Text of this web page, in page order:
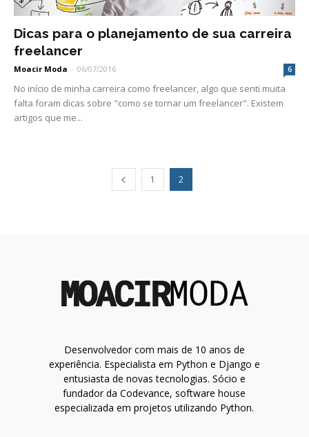
Dicas para o planejamento de sua carreira
freelancer
Moacir Moda - 06/07/2016 6
No início de minha carreira como freelancer, algo que senti muita
falta foram dicas sobre "como se tornar um freelancer". Existem
artigos que me...
1 2
Desenvolvedor com mais de 10 anos de
experiência. Especialista em Python e Django e
entusiasta de novas tecnologias. Sócio e
fundador da Codevance, software house
especializada em projetos utilizando Python.